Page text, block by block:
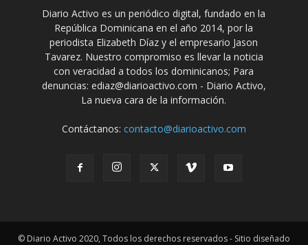
Diario Activo es un periódico digital, fundado en la
República Dominicana en el año 2014, por la
periodista Elizabeth Díaz y el empresario Jason
Tavarez. Nuestro compromiso es llevar la noticia
con veracidad a todos los dominicanos; Para
denuncias: ediaz@diarioactivo.com - Diario Activo,
La nueva cara de la información.
Contáctanos: contacto@diarioactivo.com
© Diario Activo 2020, Todos los derechos reservados - Sitio diseñado